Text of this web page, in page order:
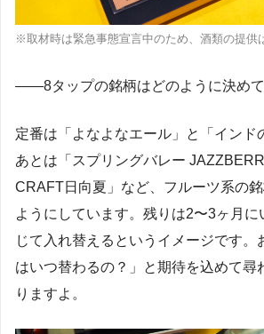
※取材時は緊急事態宣言中のため、酒類の提供
――8タップの銘柄はどのように決めて
定番は「よなよなエール」と「インド
あとは「スプリングバレー
CRAFT日向夏」など、フルーツ系の銘
ようにしています。残りは2〜3ヶ月
じて入れ替えるというイメージです。
はいつ替わるの？」と期待を込めて尋
りますよ。